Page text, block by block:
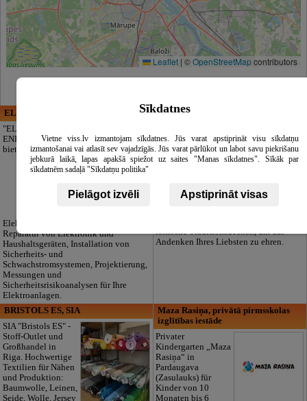
Leaflet | ©OpenStreetMapcontributors
ELECTRIC ENERGY
"ELECTRIC
ENERGY Kandava"
bietet
Elektroinstallationen aller Art,
Reparatur von Elektronik und
Haushaltsgeräten, Installation von
Sicherheits- und
Schwachstromsystemen, Projektierung,
Messungen und
Sicherheitsrisikoanalysen für Ihre
Elektroanlagen.
CĒSU APBEDĪŠANAS
Ein würdevoller
Abschied ohne
Sorgen. Wir
Organisation,
Formalitäten,
Andenken Ihres Liebsten zu ehren.
BRISTOLS ES, SIA
SIA "Bristols ES" -
Stoff-Outlet und
Großhandel in
Riga. Hochwertige
Textilien für Nähen
und Produktion:
Baumwolle, Leinen,
Seide, Wolle, Jersey
Maza Rasiņa, privātā pirmsskolas
izglītības iestāde
Privater
Kindergarten „Maza
Rasiņa“ in
Pardaugava
(Zasulauks) für
Kinder von 10
Monaten bis 6
Sīkdatnes
Vietne viss.lv izmantojam sīkdatnes. Jūs varat apstiprināt visu sīkdatņu
izmantošanai vai atlasīt sev vajadzīgās. Jūs varat pārlūkot un labot savu piekrišanu
jebkurā laikā, lapas apakšā spiežot uz saites "Manas sīkdatnes". Sīkāk par
sīkdatnēm sadaļā "Sīkdatņu politika"
Pielāgot izvēli Apstiprināt visas